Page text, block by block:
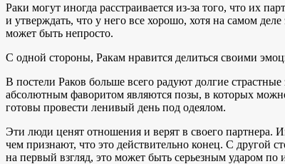
Раки могут иногда расстраивается из-за того, что их
и утверждать, что у него все хорошо, хотя на самом
может быть непросто.
С одной стороны, Ракам нравится делиться своими
В постели Раков больше всего радуют долгие
абсолютным фаворитом являются позы, в которых можно
готовы провести ленивый день под одеялом.
Эти люди ценят отношения и верят в своего партнера.
чем признают, что это действительно конец. С другой
на первый взгляд, это может быть серьезным ударом по